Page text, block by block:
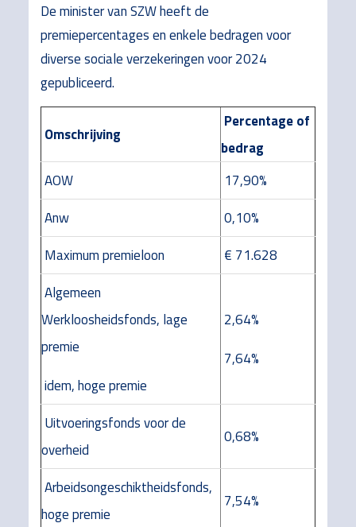
De minister van SZW heeft de
premiepercentages en enkele bedragen voor
diverse sociale verzekeringen voor 2024
gepubliceerd.
Omschrijving
Percentage of
bedrag
AOW
17,90%
Anw
0,10%
Maximum premieloon
€ 71.628
Algemeen
Werkloosheidsfonds, lage
premie
idem, hoge premie
2,64%
7,64%
Uitvoeringsfonds voor de
overheid
0,68%
Arbeidsongeschiktheidsfonds,
hoge premie
7,54%